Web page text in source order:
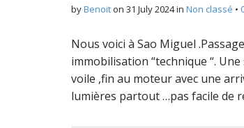
byBenoiton 31 July 2024in Non classé •
Nous voici à Sao Miguel
immobilisation “technique “.
voile ,fin au moteur avec une
lumières partout …pas facile de